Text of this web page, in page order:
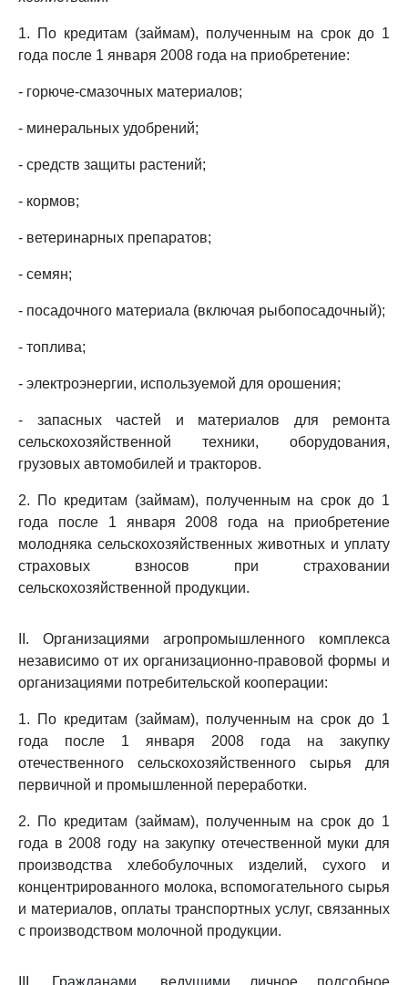
1. По кредитам (займам), полученным на срок до 1
года после 1 января 2008 года на приобретение:
- горюче-смазочных материалов;
- минеральных удобрений;
- средств защиты растений;
- кормов;
- ветеринарных препаратов;
- семян;
- посадочного материала (включая рыбопосадочный);
- топлива;
- электроэнергии, используемой для орошения;
- запасных частей и материалов для ремонта
сельскохозяйственной техники, оборудования,
грузовых автомобилей и тракторов.
2. По кредитам (займам), полученным на срок до 1
года после 1 января 2008 года на приобретение
молодняка сельскохозяйственных животных и уплату
страховых взносов при страховании
сельскохозяйственной продукции.
II. Организациями агропромышленного комплекса
независимо от их организационно-правовой формы и
организациями потребительской кооперации:
1. По кредитам (займам), полученным на срок до 1
года после 1 января 2008 года на закупку
отечественного сельскохозяйственного сырья для
первичной и промышленной переработки.
2. По кредитам (займам), полученным на срок до 1
года в 2008 году на закупку отечественной муки для
производства хлебобулочных изделий, сухого и
концентрированного молока, вспомогательного сырья
и материалов, оплаты транспортных услуг, связанных
с производством молочной продукции.
III. Гражданами, ведущими личное подсобное